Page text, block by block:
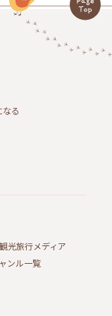
る
光旅行メディア
ンル一覧